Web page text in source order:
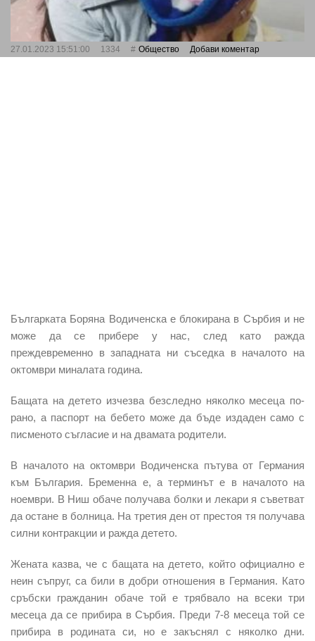
27.01.2023 15:51:00 1334 Общество Добави коментар
Българката Боряна Водиченска е блокирана в Сърбия и не
може да се прибере у нас, след като ражда
преждевременно в западната ни съседка в началото на
октомври миналата година.
Бащата на детето изчезва безследно няколко месеца по-
рано, а паспорт на бебето може да бъде издаден само с
писменото съгласие и на двамата родители.
В началото на октомври Водиченска пътува от Германия
към България. Бременна е, а терминът е в началото на
ноември. В Ниш обаче получава болки и лекари я съветват
да остане в болница. На третия ден от престоя тя получава
силни контракции и ражда детето.
Жената казва, че с бащата на детето, който официално е
неин съпруг, са били в добри отношения в Германия. Като
сръбски гражданин обаче той е трябвало на всеки три
месеца да се прибира в Сърбия. Преди 7-8 месеца той се
прибира в родината си, но е закъснял с няколко дни.